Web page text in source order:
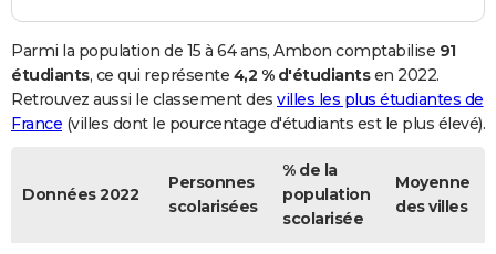
Parmi la population de 15 à 64 ans, Ambon comptabilise 91
étudiants, ce qui représente 4,2 % d'étudiantsen 2022.
Retrouvez aussi le classement des villes les plus étudiantes de
France (villes dont le pourcentage d'étudiants est le plus élevé).
Données 2022
Personnes
scolarisées
% de la
population
scolarisée
Moyenne
des villes